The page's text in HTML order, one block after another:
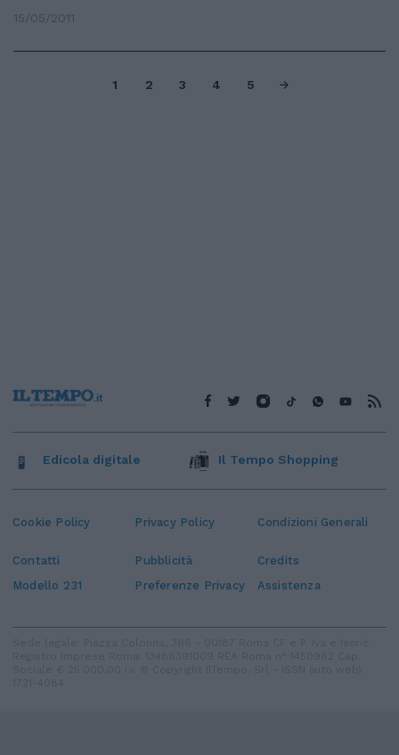
15/05/2011
1 2 3 4 5
Cookie Policy Privacy Policy Condizioni Generali
Contatti Pubblicità
Credits
Modello 231
Preferenze Privacy Assistenza
Edicola digitale Il Tempo Shopping